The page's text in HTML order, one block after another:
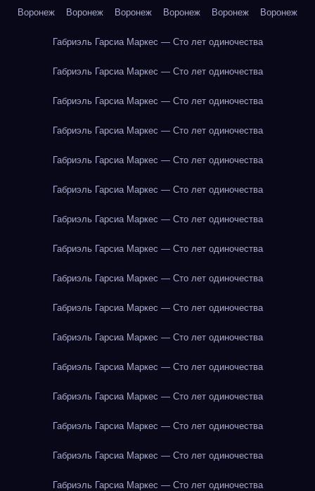
Воронеж Воронеж Воронеж Воронеж Воронеж Воронеж
Габриэль Гарсиа Маркес — Сто лет одиночества
Габриэль Гарсиа Маркес — Сто лет одиночества
Габриэль Гарсиа Маркес — Сто лет одиночества
Габриэль Гарсиа Маркес — Сто лет одиночества
Габриэль Гарсиа Маркес — Сто лет одиночества
Габриэль Гарсиа Маркес — Сто лет одиночества
Габриэль Гарсиа Маркес — Сто лет одиночества
Габриэль Гарсиа Маркес — Сто лет одиночества
Габриэль Гарсиа Маркес — Сто лет одиночества
Габриэль Гарсиа Маркес — Сто лет одиночества
Габриэль Гарсиа Маркес — Сто лет одиночества
Габриэль Гарсиа Маркес — Сто лет одиночества
Габриэль Гарсиа Маркес — Сто лет одиночества
Габриэль Гарсиа Маркес — Сто лет одиночества
Габриэль Гарсиа Маркес — Сто лет одиночества
Габриэль Гарсиа Маркес — Сто лет одиночества